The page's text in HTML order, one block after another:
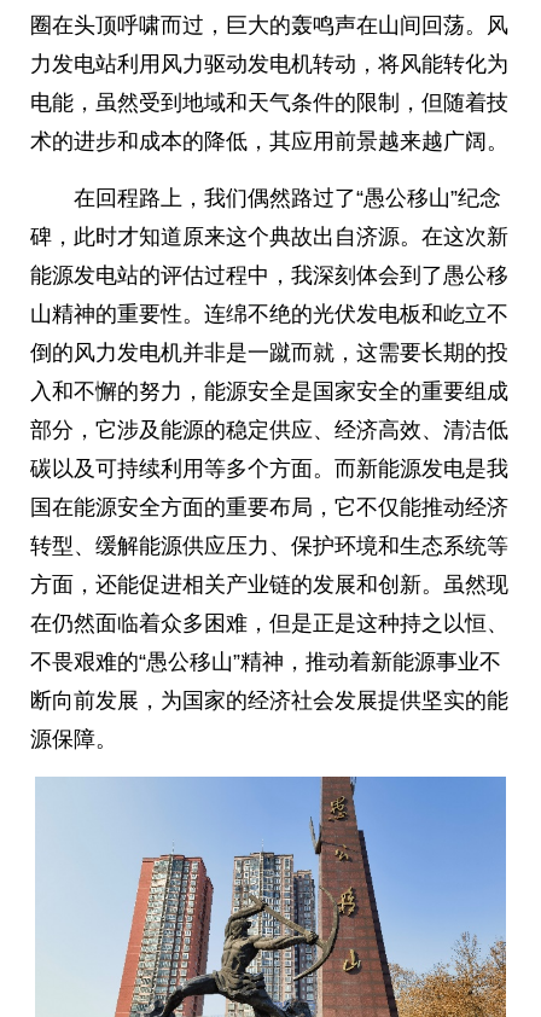
圈在头顶呼啸而过，巨大的轰鸣声在山间回荡。风
力发电站利用风力驱动发电机转动，将风能转化为
电能，虽然受到地域和天气条件的限制，但随着技
术的进步和成本的降低，其应用前景越来越广阔。
在回程路上，我们偶然路过了“愚公移山”纪念
碑，此时才知道原来这个典故出自济源。在这次新
能源发电站的评估过程中，我深刻体会到了愚公移
山精神的重要性。连绵不绝的光伏发电板和屹立不
倒的风力发电机并非是一蹴而就，这需要长期的投
入和不懈的努力，能源安全是国家安全的重要组成
部分，它涉及能源的稳定供应、经济高效、清洁低
碳以及可持续利用等多个方面。而新能源发电是我
国在能源安全方面的重要布局，它不仅能推动经济
转型、缓解能源供应压力、保护环境和生态系统等
方面，还能促进相关产业链的发展和创新。虽然现
在仍然面临着众多困难，但是正是这种持之以恒、
不畏艰难的“愚公移山”精神，推动着新能源事业不
断向前发展，为国家的经济社会发展提供坚实的能
源保障。